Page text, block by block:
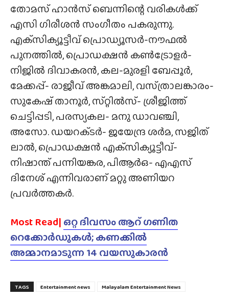
തോമസ് ഹാൻസ് ബെന്നിന്റെ വരികൾക്ക്
എസി ഗിരീശൻ സംഗീതം പകരുന്നു.
എക്‌സിക്യൂട്ടീവ് പ്രൊഡ്യൂസർ-നൗഫൽ
പുനത്തിൽ, പ്രൊഡക്ഷൻ കൺട്രോളർ-
നിജിൽ ദിവാകരൻ, കല-മുരളി ബേപ്പൂർ,
മേക്കപ്പ്- രാജീവ് അങ്കമാലി, വസ്‌ത്രാലങ്കാരം-
സുകേഷ് താനൂർ, സ്‌റ്റിൽസ്- ശ്രീജിത്ത്
ചെട്ടിപ്പടി, പരസ്യകല- മനു ഡാവഞ്ചി,
അസോ. ഡയറക്‌ടർ- ജയേന്ദ്ര ശർമ, സജിത്
ലാൽ, പ്രൊഡക്ഷൻ എക്‌സിക്യൂട്ടീവ്-
നിഷാന്ത് പന്നിയങ്കര, പിആർഒ- എഎസ്
ദിനേശ് എന്നിവരാണ് മറ്റു അണിയറ
പ്രവർത്തകർ.
Most Read| ഒറ്റ ദിവസം ആറ് ഗണിത
റെക്കോർഡുകൾ; കണക്കിൽ
അമ്മാനമാടുന്ന 14 വയസുകാരൻ
TAGS Entertainment news Malayalam Entertainment News